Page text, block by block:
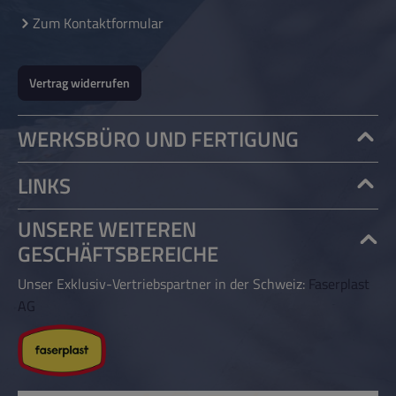
Zum Kontaktformular
Vertrag widerrufen
WERKSBÜRO UND FERTIGUNG
LINKS
UNSERE WEITEREN
GESCHÄFTSBEREICHE
Unser Exklusiv-Vertriebspartner in der Schweiz: Faserplast
AG